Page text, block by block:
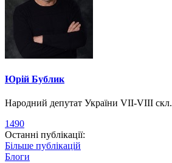
Юрій Бублик
Народний депутат України VII-VIII скл.
1490
Останні публікації:
Більше публікацій
Блоги